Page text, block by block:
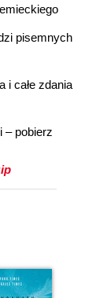
pisemnych
i całe zdania
– pobierz